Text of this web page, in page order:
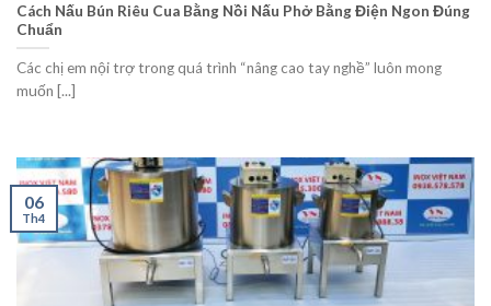
Cách Nấu Bún Riêu Cua Bằng Nồi Nấu Phở Bằng Điện Ngon Đúng
Chuẩn
Các chị em nội trợ trong quá trình “nâng cao tay nghề” luôn mong
muốn [...]
06
Th4